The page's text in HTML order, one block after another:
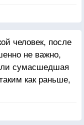
человек, после
не важно,
сумасшедшая
как раньше,